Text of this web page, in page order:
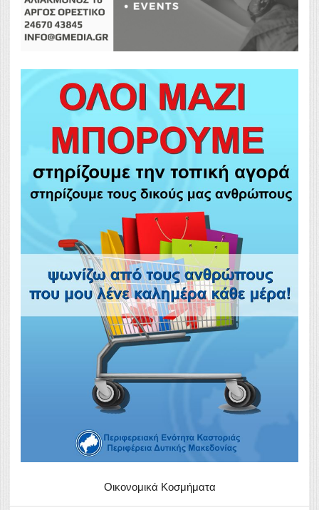
Οικονομικά Κοσμήματα